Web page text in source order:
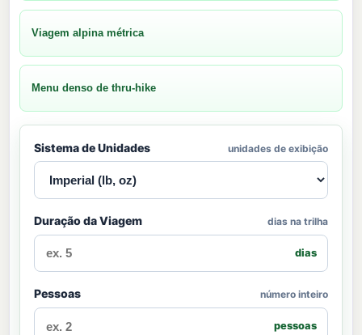
Viagem alpina métrica
Menu denso de thru-hike
Sistema de Unidades unidades de exibição
Duração da Viagem dias na trilha
dias
Pessoas número inteiro
pessoas